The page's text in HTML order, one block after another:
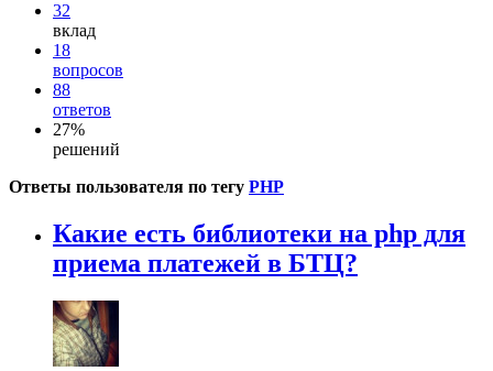
32
вклад
18
вопросов
88
ответов
27%
решений
Ответы пользователя по тегу PHP
Какие есть библиотеки на php для
приема платежей в БТЦ?